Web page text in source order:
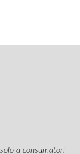
a consumatori